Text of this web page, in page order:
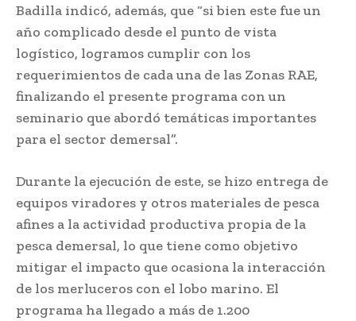
Badilla indicó, además, que “si bien este fue un
año complicado desde el punto de vista
logístico, logramos cumplir con los
requerimientos de cada una de las Zonas RAE,
finalizando el presente programa con un
seminario que abordó temáticas importantes
para el sector demersal”.
Durante la ejecución de este, se hizo entrega de
equipos viradores y otros materiales de pesca
afines a la actividad productiva propia de la
pesca demersal, lo que tiene como objetivo
mitigar el impacto que ocasiona la interacción
de los merluceros con el lobo marino. El
programa ha llegado a más de 1.200